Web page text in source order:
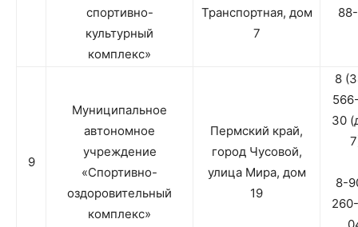
спортивно-
культурный
комплекс»
Транспортная, дом
7
9
Муниципальное
автономное
учреждение
«Спортивно-
оздоровительный
комплекс»
Пермский край,
город Чусовой,
улица Мира, дом
19
8
30
8-